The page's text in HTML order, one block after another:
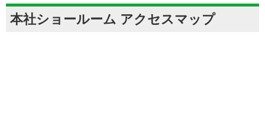
本社ショールーム アクセスマップ